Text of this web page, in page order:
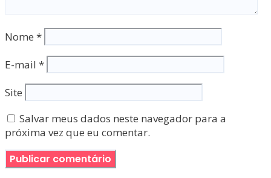
Nome *
E-mail *
Site
Salvar meus dados neste navegador para a
próxima vez que eu comentar.